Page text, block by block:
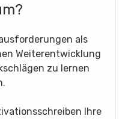
als
Weiterentwicklung
zu lernen
Ihre